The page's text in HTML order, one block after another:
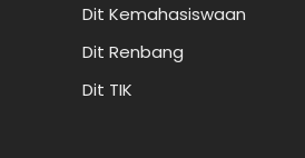
Dit Kemahasiswaan
Dit Renbang
Dit TIK